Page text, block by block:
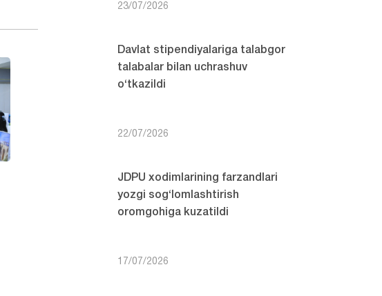
23/07/2026
Davlat stipendiyalariga talabgor
talabalar bilan uchrashuv
o‘tkazildi
22/07/2026
JDPU xodimlarining farzandlari
yozgi sog‘lomlashtirish
oromgohiga kuzatildi
17/07/2026